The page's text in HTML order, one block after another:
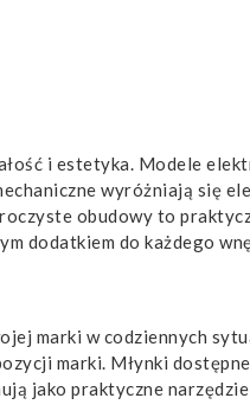
i estetyka. Modele
wyróżniają się
obudowy to
dodatkiem do każdego
marki w codziennych
marki. Młynki
jako praktyczne